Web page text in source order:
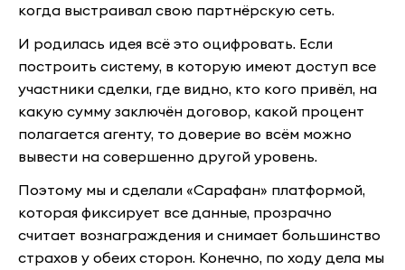
когда выстраивал свою партнёрскую сеть.
И родилась идея всё это оцифровать. Если
построить систему, в которую имеют доступ все
участники сделки, где видно, кто кого привёл, на
какую сумму заключён договор, какой процент
полагается агенту, то доверие во всём можно
вывести на совершенно другой уровень.
Поэтому мы и сделали «Сарафан» платформой,
которая фиксирует все данные, прозрачно
считает вознаграждения и снимает большинство
страхов у обеих сторон. Конечно, по ходу дела мы